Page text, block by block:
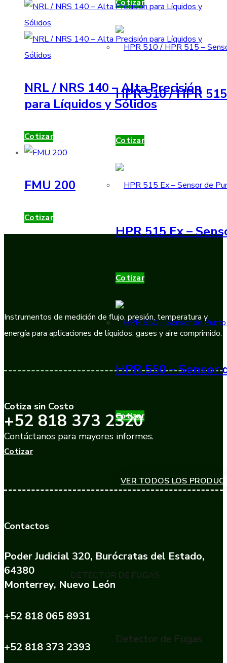
Cotizar
HPR 510 / HPR
Cotizar
HPR 515 Ex –
Cotizar
HPR 550 – Sensor
Cotizar
VER TODOS LOS
DETECTOR DE FUGAS
Detector de Fugas
NRL / NRS 140 – Alta Precisión
para Líquidos y Sólidos
Cotizar
FMU 200
Cotizar
Instrumentos de medición de flujo, presión, temperatura y
energía para aplicaciones de líquidos, gases y aire comprimido.
Cotiza sin Costo
+52 818 373 2320
Contáctanos para mayores informes.
Cotizar
Contactos
Poder Judicial 320, Burócratas del Estado,
64380
Monterrey, Nuevo León
+52 818 065 8931
+52 818 373 2393